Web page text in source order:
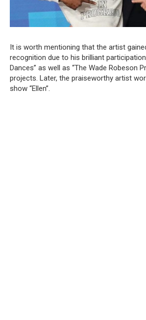
It is worth mentioning that the artist
recognition due to his brilliant participation
Dances” as well as “The Wade Robeson
projects. Later, the praiseworthy artist
show “Ellen”.